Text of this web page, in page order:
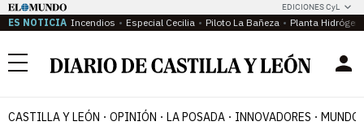
EDICIONES CyL
ES NOTICIA Incendios Especial Cecilia Piloto La Bañeza Planta
Menú
CASTILLA Y LEÓN OPINIÓN LA POSADA INNOVADORES MUNDO